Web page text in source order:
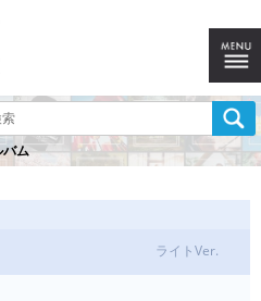
バム
ライトVer.